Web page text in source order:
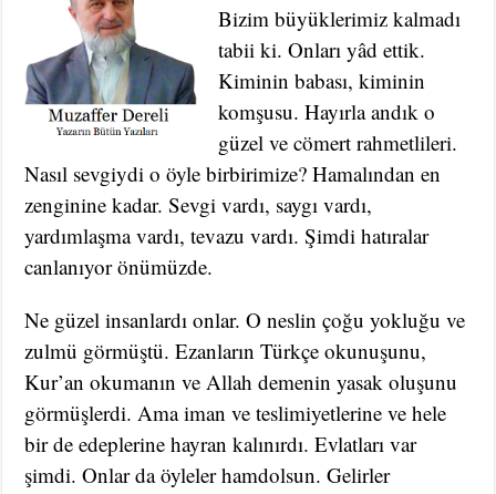
Bizim büyüklerimiz kalmadı
tabii ki. Onları yâd ettik.
Kiminin babası, kiminin
komşusu. Hayırla andık o
güzel ve cömert rahmetlileri.
Nasıl sevgiydi o öyle birbirimize? Hamalından en
zenginine kadar. Sevgi vardı, saygı vardı,
yardımlaşma vardı, tevazu vardı. Şimdi hatıralar
canlanıyor önümüzde.
Ne güzel insanlardı onlar. O neslin çoğu yokluğu ve
zulmü görmüştü. Ezanların Türkçe okunuşunu,
Kur’an okumanın ve Allah demenin yasak oluşunu
görmüşlerdi. Ama iman ve teslimiyetlerine ve hele
bir de edeplerine hayran kalınırdı. Evlatları var
şimdi. Onlar da öyleler hamdolsun. Gelirler